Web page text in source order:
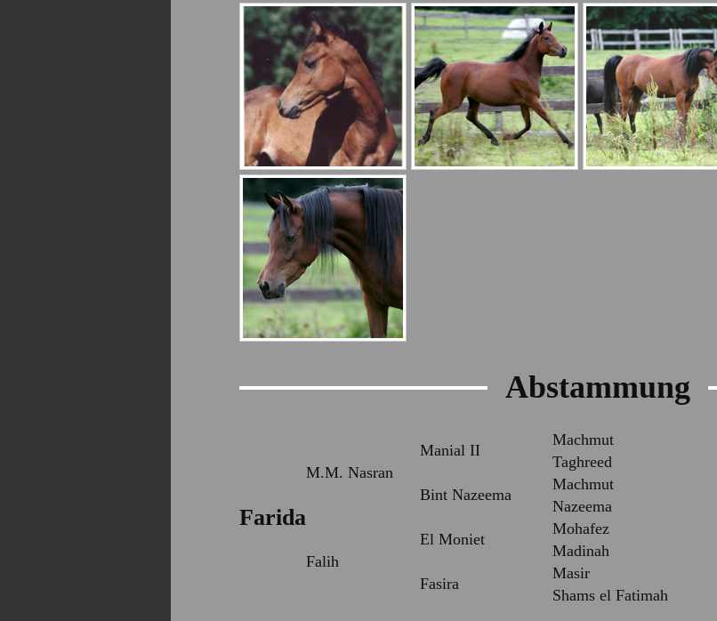
Abstammung
Farida
M.M. Nasran
Falih
Manial II
Bint Nazeema
El Moniet
Fasira
Machmut
Taghreed
Machmut
Nazeema
Mohafez
Madinah
Masir
Shams el Fatimah